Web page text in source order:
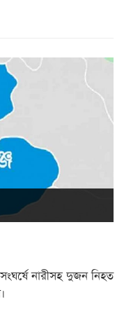
নারীসহ দুজন নিহত